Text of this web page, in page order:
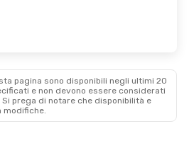
pagina sono disponibili negli ultimi 20
e non devono essere considerati
prega di notare che disponibilità e
modifiche.